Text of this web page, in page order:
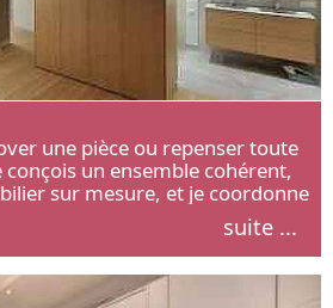
une pièce ou repenser toute
conçois un ensemble cohérent,
sur mesure, et je coordonne
suite ...